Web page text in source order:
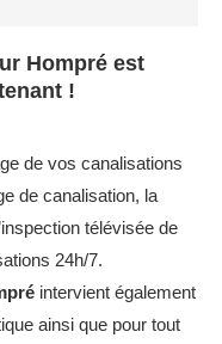
Hompré est
!
de vos canalisations
de canalisation, la
télévisée de
24h/7.
intervient également
ainsi que pour tout